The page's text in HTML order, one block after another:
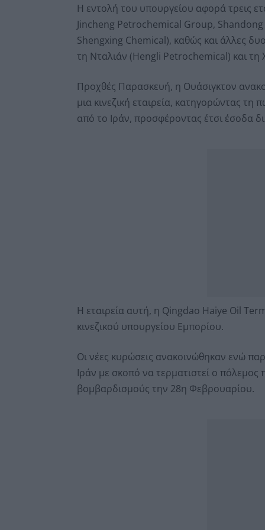
Η εντολή του υπουργείου αφορά τρεις
Jincheng Petrochemical Group,
Shengxing Chemical), καθώς και άλλες
τη Νταλιάν (Hengli Petrochemical) και τη
Προχθές Παρασκευή, η Ουάσιγκτον
μια κινεζική εταιρεία, κατηγορώντας
από το Ιράν, προσφέροντας έτσι έσοδα
Η εταιρεία αυτή, η Qingdao Haiye Oil
κινεζικού υπουργείου Εμπορίου.
Οι νέες κυρώσεις ανακοινώθηκαν ενώ
Ιράν με σκοπό να τερματιστεί ο
βομβαρδισμούς την 28η Φεβρουαρίου.